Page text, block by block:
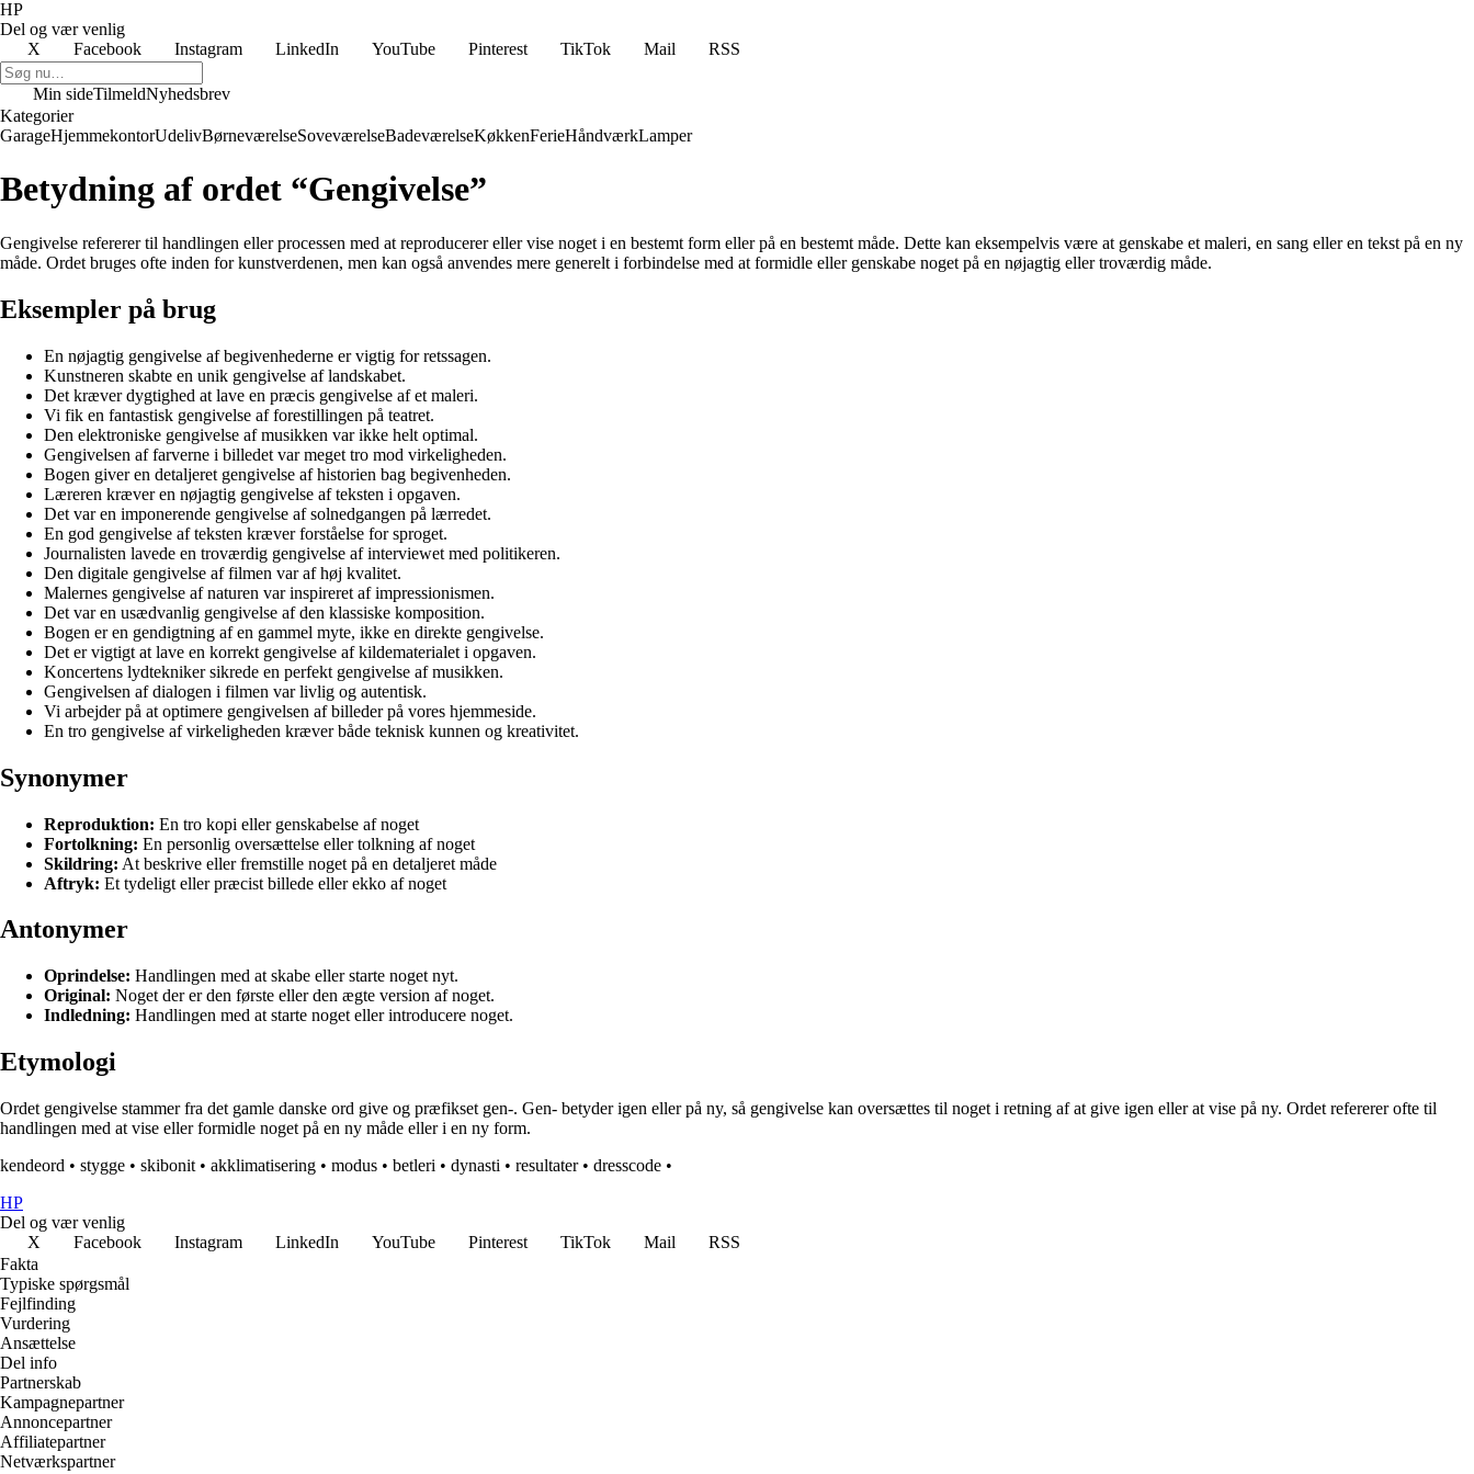
HP
Del og vær venlig
X
Facebook Instagram LinkedIn YouTube Pinterest TikTok Mail RSS
Min sideTilmeldNyhedsbrev
Kategorier
GarageHjemmekontorUdelivBørneværelseSoveværelseBadeværelseKøkkenFerieHåndværkLamper
Betydning af ordet “Gengivelse”
Gengivelse refererer til handlingen eller processen med at reproducerer eller vise noget i en bestemt form eller på en bestemt måde. Dette kan eksempelvis være at genskabe et maleri, en sang eller en tekst på en ny
måde. Ordet bruges ofte inden for kunstverdenen, men kan også anvendes mere generelt i forbindelse med at formidle eller genskabe noget på en nøjagtig eller troværdig måde.
Eksempler på brug
En nøjagtig gengivelse af begivenhederne er vigtig for retssagen.
Kunstneren skabte en unik gengivelse af landskabet.
Det kræver dygtighed at lave en præcis gengivelse af et maleri.
Vi fik en fantastisk gengivelse af forestillingen på teatret.
Den elektroniske gengivelse af musikken var ikke helt optimal.
Gengivelsen af farverne i billedet var meget tro mod virkeligheden.
Bogen giver en detaljeret gengivelse af historien bag begivenheden.
Læreren kræver en nøjagtig gengivelse af teksten i opgaven.
Det var en imponerende gengivelse af solnedgangen på lærredet.
En god gengivelse af teksten kræver forståelse for sproget.
Journalisten lavede en troværdig gengivelse af interviewet med politikeren.
Den digitale gengivelse af filmen var af høj kvalitet.
Malernes gengivelse af naturen var inspireret af impressionismen.
Det var en usædvanlig gengivelse af den klassiske komposition.
Bogen er en gendigtning af en gammel myte, ikke en direkte gengivelse.
Det er vigtigt at lave en korrekt gengivelse af kildematerialet i opgaven.
Koncertens lydtekniker sikrede en perfekt gengivelse af musikken.
Gengivelsen af dialogen i filmen var livlig og autentisk.
Vi arbejder på at optimere gengivelsen af billeder på vores hjemmeside.
En tro gengivelse af virkeligheden kræver både teknisk kunnen og kreativitet.
Synonymer
Reproduktion: En tro kopi eller genskabelse af noget
Fortolkning: En personlig oversættelse eller tolkning af noget
Skildring: At beskrive eller fremstille noget på en detaljeret måde
Aftryk: Et tydeligt eller præcist billede eller ekko af noget
Antonymer
Oprindelse: Handlingen med at skabe eller starte noget nyt.
Original: Noget der er den første eller den ægte version af noget.
Indledning: Handlingen med at starte noget eller introducere noget.
Etymologi
Ordet gengivelse stammer fra det gamle danske ord give og præfikset gen-. Gen- betyder igen eller på ny, så gengivelse kan oversættes til noget i retning af at give igen eller at vise på ny. Ordet refererer ofte til
handlingen med at vise eller formidle noget på en ny måde eller i en ny form.
kendeord • stygge • skibonit • akklimatisering • modus • betleri • dynasti • resultater• dresscode •
HP
Del og vær venlig
X
Facebook Instagram LinkedIn YouTube Pinterest TikTok Mail
RSS
Fakta
Typiske spørgsmål
Fejlfinding
Vurdering
Ansættelse
Del info
Partnerskab
Kampagnepartner
Annoncepartner
Affiliatepartner
Netværkspartner